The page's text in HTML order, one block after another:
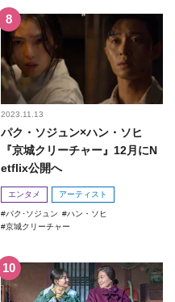
2023.11.13
パク・ソジュン×ハン・ソヒ
『京城クリーチャー』12月にN
etflix公開へ
エンタメ アーティスト
パク･ソジュン
ハン・ソヒ
京城クリーチャー